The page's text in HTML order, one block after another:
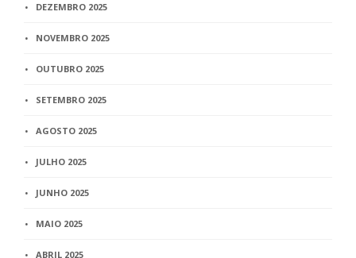
DEZEMBRO 2025
NOVEMBRO 2025
OUTUBRO 2025
SETEMBRO 2025
AGOSTO 2025
JULHO 2025
JUNHO 2025
MAIO 2025
ABRIL 2025